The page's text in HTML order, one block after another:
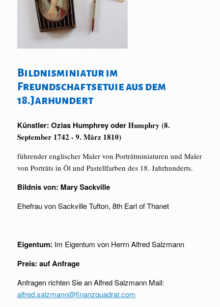
Bildnisminiatur im
Freundschaftsetuie aus dem
18.Jarhundert
Künstler: Ozias Humphrey oderHumphry (8.
September 1742 - 9. März 1810)
führender englischer Maler von Porträtminiaturen und Maler
von Porträts in Öl und Pastellfarben des 18. Jahrhunderts.
Bildnis von: Mary Sackville
Ehefrau von Sackville Tufton, 8th Earl of Thanet
Eigentum: Im Eigentum von Herrn Alfred Salzmann
Preis: auf Anfrage
Anfragen richten Sie an Alfred Salzmann Mail:
alfred.salzmann@finanzquadrat.com